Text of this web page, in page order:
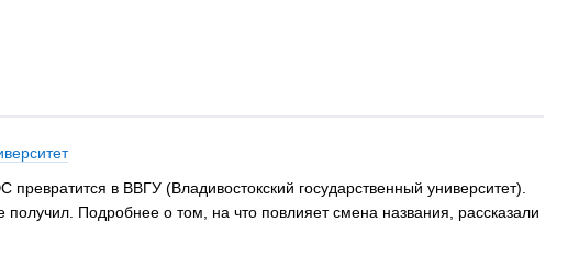
в ВВГУ (Владивостокский государственный университет).
Подробнее о том, на что повлияет смена названия, рассказали